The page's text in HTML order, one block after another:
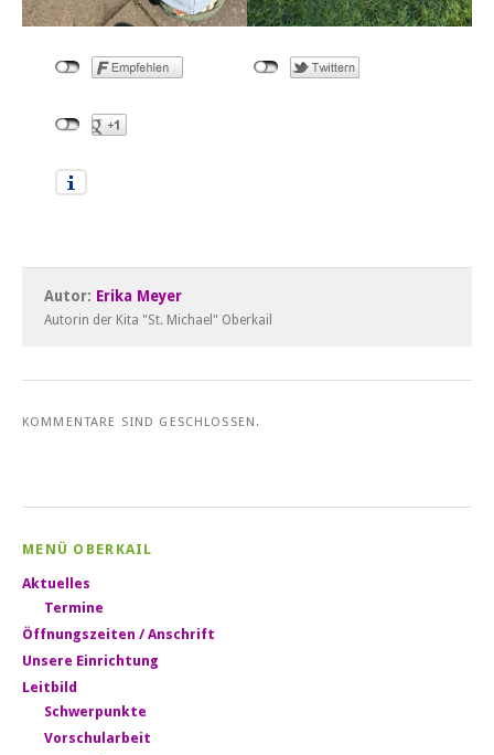
Autor: Erika Meyer
Autorin der Kita "St. Michael" Oberkail
KOMMENTARE SIND GESCHLOSSEN.
MENÜ OBERKAIL
Aktuelles
Termine
Öffnungszeiten / Anschrift
Unsere Einrichtung
Leitbild
Schwerpunkte
Vorschularbeit